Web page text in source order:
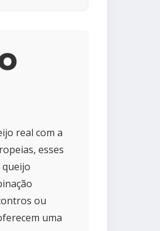
real com a
esses
ou
uma